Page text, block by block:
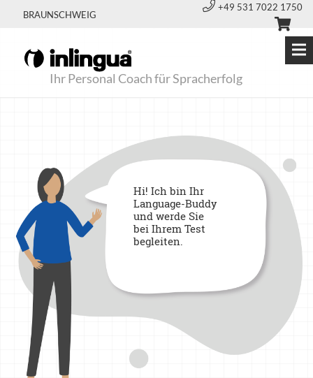
BRAUNSCHWEIG
+49 531 7022 1750
Ihr Personal Coach für Spracherfolg
Hi! Ich bin Ihr
Language-Buddy
und werde Sie
bei Ihrem Test
begleiten.